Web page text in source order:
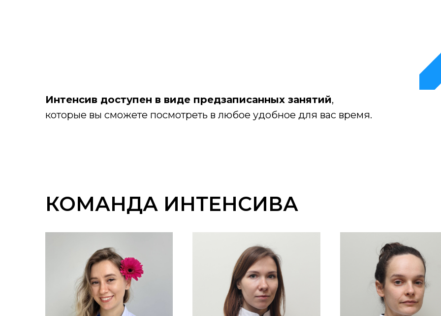
Интенсив доступен в виде предзаписанных занятий,
которые вы сможете посмотреть в любое удобное для вас время.
КОМАНДА ИНТЕНСИВА